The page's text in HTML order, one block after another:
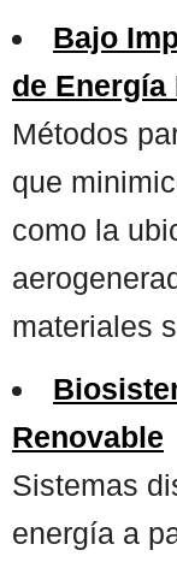
Bajo
de Energía
Métodos
que
como la
materiales
Renovable
Sistemas
energía a